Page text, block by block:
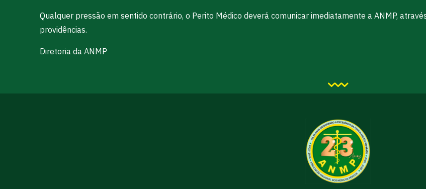
Qualquer pressão em sentido contrário, o Perito Médico deverá comunicar imediatamente a ANMP,
providências.
Diretoria da ANMP